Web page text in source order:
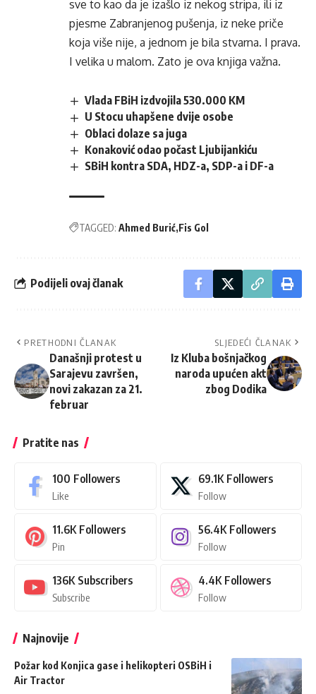
sve to kao da je izašlo iz nekog stripa, ili iz
pjesme Zabranjenog pušenja, iz neke priče
koja više nije, a jednom je bila stvarna. I prava.
I velika u malom. Zato je ova knjiga važna.
Vlada FBiH izdvojila 530.000 KM
U Stocu uhapšene dvije osobe
Oblaci dolaze sa juga
Konaković odao počast Ljubijankiću
SBiH kontra SDA, HDZ-a, SDP-a i DF-a
TAGGED: Ahmed Burić Fis Gol
Podijeli ovaj članak
PRETHODNI ČLANAK
Današnji protest u
Sarajevu završen,
novi zakazan za 21.
februar
SLJEDEĆI ČLANAK
Iz Kluba bošnjačkog
naroda upućen akt
zbog Dodika
Pratite nas
100 Followers
Like
69.1K Followers
Follow
11.6K Followers
Pin
56.4K Followers
Follow
136K Subscribers
Subscribe
4.4K Followers
Follow
Najnovije
Požar kod Konjica gase i helikopteri OSBiH i
Air Tractor